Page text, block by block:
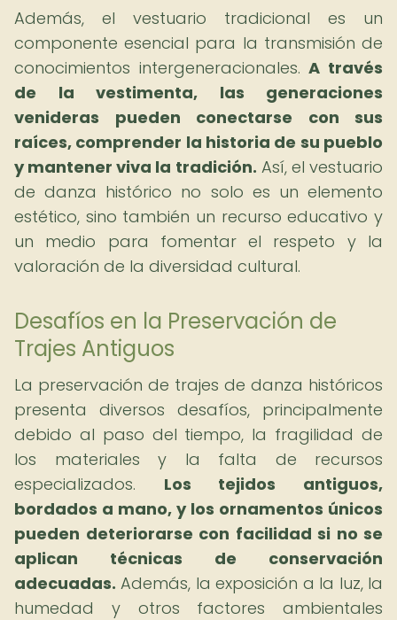
Además, el vestuario tradicional es un
componente esencial para la transmisión de
conocimientos intergeneracionales.A través
de la vestimenta, las generaciones
venideras pueden conectarse con sus
raíces, comprender la historia de su pueblo
y mantener viva la tradición. Así, el vestuario
de danza histórico no solo es un elemento
estético, sino también un recurso educativo y
un medio para fomentar el respeto y la
valoración de la diversidad cultural.
Desafíos en la Preservación de
Trajes Antiguos
La preservación de trajes de danza históricos
presenta diversos desafíos, principalmente
debido al paso del tiempo, la fragilidad de
los materiales y la falta de recursos
especializados. Los tejidos antiguos,
bordados a mano, y los ornamentos únicos
pueden deteriorarse con facilidad si no se
aplican técnicas de conservación
adecuadas. Además, la exposición a la luz, la
humedad y otros factores ambientales